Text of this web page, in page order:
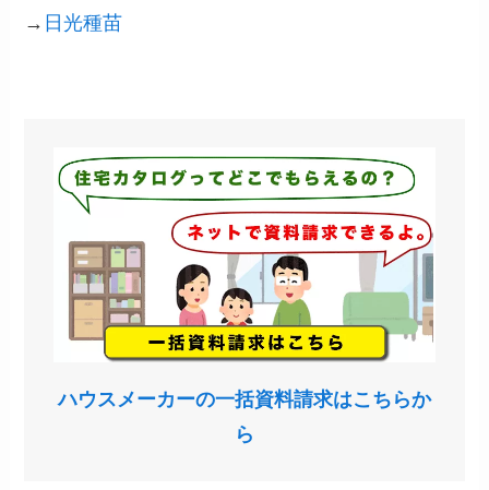
→ 日光種苗
ハウスメーカーの一括資料請求はこちらか
ら